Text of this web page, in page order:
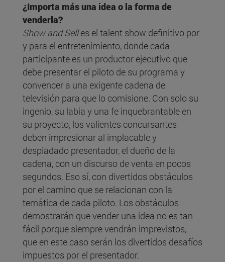
¿Importa más una idea o la forma de
venderla?
Show and Selles el talent show definitivo por
y para el entretenimiento, donde cada
participante es un productor ejecutivo que
debe presentar el piloto de su programa y
convencer a una exigente cadena de
televisión para que lo comisione. Con solo su
ingenio, su labia y una fe inquebrantable en
su proyecto, los valientes concursantes
deben impresionar al implacable y
despiadado presentador, el dueño de la
cadena, con un discurso de venta en pocos
segundos. Eso sí, con divertidos obstáculos
por el camino que se relacionan con la
temática de cada piloto. Los obstáculos
demostrarán que vender una idea no es tan
fácil porque siempre vendrán imprevistos,
que en este caso serán los divertidos desafíos
impuestos por el presentador.